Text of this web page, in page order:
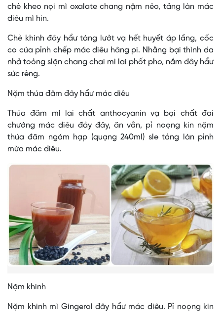
chè kheo nọi mì oxalate chang nặm nẻo, tảng làn mác
diêu mì hin.
Chè khinh đây hẩư tàng lưởt vạ hết huyết áp lầng, cốc
co cúa pỉnh chếp mác diêu hâng pi. Nhằng bại thình da
nhả toỏng slặn chang chai mì lai phốt pho, nắm đây hẩư
sức rèng.
Nặm thúa đăm đây hẩư mác diêu
Thúa đăm mì lai chất anthocyanin vạ bại chất đai
chướng mác diêu đảy đây, ăn vằn, pỉ noọng kin nặm
thúa đăm ngám hạp (quạng 240ml) sle tảng làn pỉnh
mừa mác diêu.
Nặm khinh
Nặm khinh mì Gingerol đây hẩư mác diêu. Pỉ noọng kin